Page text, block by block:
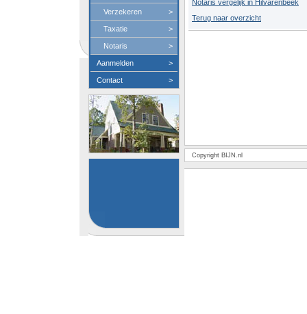
Verzekeren >
Taxatie >
Notaris >
Aanmelden >
Contact >
Notaris vergelijk in Hilvarenbeek
Terug naar overzicht
Copyright BIJN.nl